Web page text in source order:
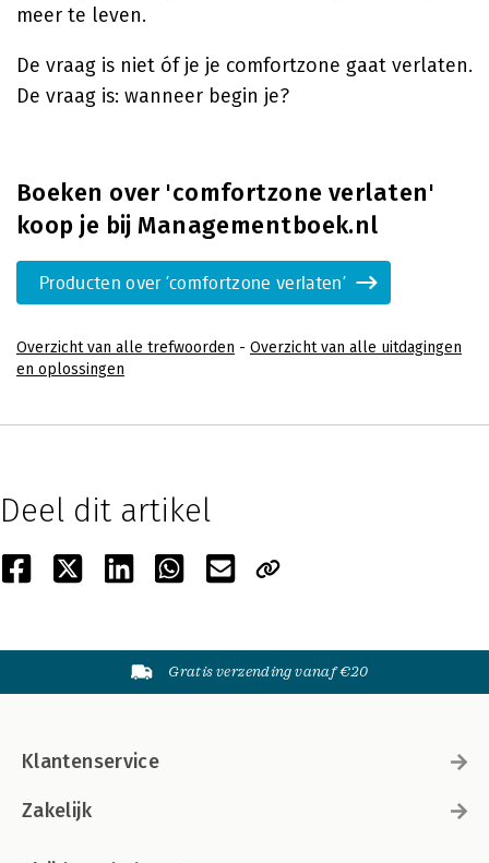
meer te leven.
De vraag is niet óf je je comfortzone gaat verlaten.
De vraag is: wanneer begin je?
Boeken over 'comfortzone verlaten'
koop je bij Managementboek.nl
Producten over 'comfortzone verlaten'
Overzicht van alle trefwoorden - Overzicht van alle uitdagingen
en oplossingen
Deel dit artikel
Gratis verzending vanaf €20
Klantenservice
Zakelijk